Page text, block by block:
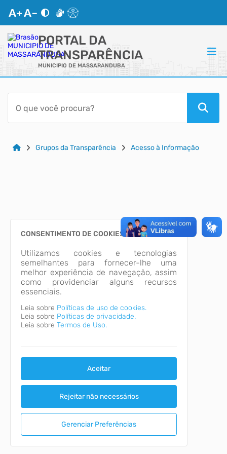
PORTAL DA
TRANSPARÊNCIA
MUNICIPIO DE MASSARANDUBA
ACESSO RÁPIDO
Acessibilidade
CidadãoGrupos da Transparência Acesso à Informação
CONSENTIMENTO DE COOKIES
Utilizamos cookies e tecnologias
semelhantes para fornecer-lhe uma
melhor experiência de navegação, assim
como providenciar alguns recursos
essenciais.
Leia sobre Políticas de uso de cookies.
Leia sobre Políticas de privacidade.
Leia sobre Termos de Uso.
Aceitar
Rejeitar não necessários
Gerenciar Preferências